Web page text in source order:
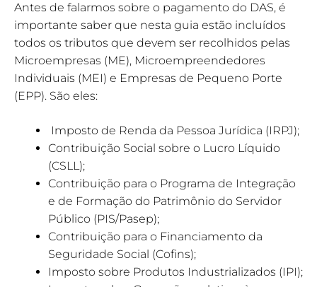
Antes de falarmos sobre o pagamento do DAS, é
importante saber que nesta guia estão incluídos
todos os tributos que devem ser recolhidos pelas
Microempresas (ME), Microempreendedores
Individuais (MEI) e Empresas de Pequeno Porte
(EPP). São eles:
Imposto de Renda da Pessoa Jurídica (IRPJ);
Contribuição Social sobre o Lucro Líquido
(CSLL);
Contribuição para o Programa de Integração
e de Formação do Patrimônio do Servidor
Público (PIS/Pasep);
Contribuição para o Financiamento da
Seguridade Social (Cofins);
Imposto sobre Produtos Industrializados (IPI);